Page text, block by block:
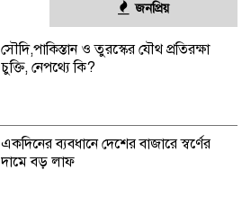
জনপ্রিয়
সৌদি,পাকিস্তান ও তুরস্কের যৌথ প্রতিরক্ষা
চুক্তি, নেপথ্যে কি?
একদিনের ব্যবধানে দেশের বাজারে স্বর্ণের
দামে বড় লাফ